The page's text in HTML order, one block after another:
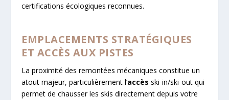
certifications écologiques reconnues.
EMPLACEMENTS STRATÉGIQUES
ET ACCÈS AUX PISTES
La proximité des remontées mécaniques constitue un
atout majeur, particulièrement l’accès ski-in/ski-out qui
permet de chausser les skis directement depuis votre